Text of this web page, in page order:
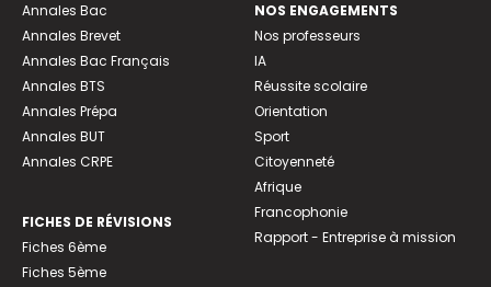
Annales Bac
Annales Brevet
Annales Bac Français
Annales BTS
Annales Prépa
Annales BUT
Annales CRPE
FICHES DE RÉVISIONS
Fiches 6ème
Fiches 5ème
NOS ENGAGEMENTS
Nos professeurs
IA
Réussite scolaire
Orientation
Sport
Citoyenneté
Afrique
Francophonie
Rapport - Entreprise à mission